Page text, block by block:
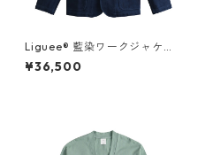
Liguee®️ 藍染ワークジャケッ
ト（花ロゴ刺繍）
¥36,500